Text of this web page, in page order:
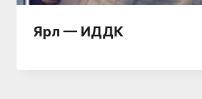
Ярл — ИДДК